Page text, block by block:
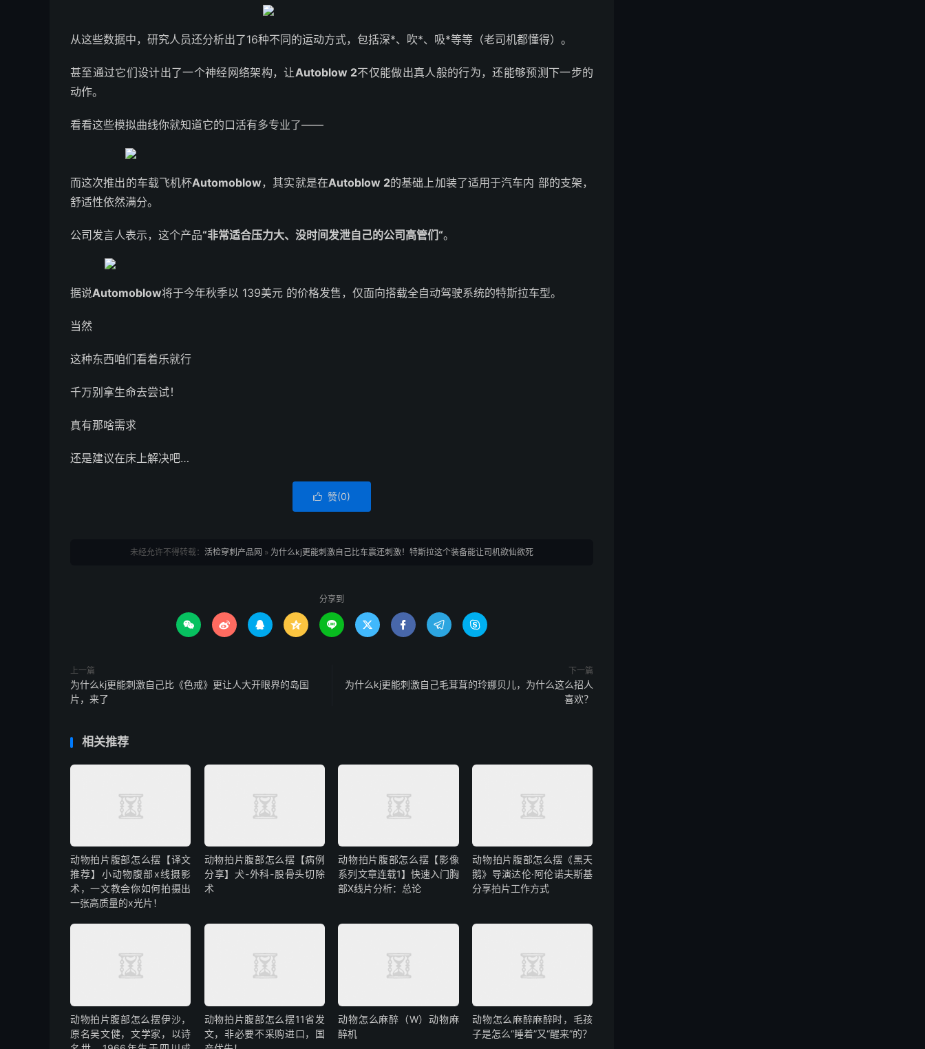
从这些数据中，研究人员还分析出了16种不同的运动方式，包括深*、吹*、吸*等等（老司机都懂得）。
甚至通过它们设计出了一个神经网络架构，让Autoblow 2不仅能做出真人般的行为，还能够预测下一步的
动作。
看看这些模拟曲线你就知道它的口活有多专业了——
而这次推出的车载飞机杯Automoblow，其实就是在Autoblow 2的基础上加装了适用于汽车内 部的支架，
舒适性依然满分。
公司发言人表示，这个产品“非常适合压力大、没时间发泄自己的公司高管们“。
据说Automoblow将于今年秋季以 139美元 的价格发售，仅面向搭载全自动驾驶系统的特斯拉车型。
当然
这种东西咱们看着乐就行
千万别拿生命去尝试！
真有那啥需求
还是建议在床上解决吧…
 赞(0)
未经允许不得转载： 活检穿刺产品网 » 为什么kj更能刺激自己比车震还刺激！特斯拉这个装备能让司机欲仙欲死
分享到
        
上一篇
为什么kj更能刺激自己比《色戒》更让人大开眼界的岛国
片，来了
下一篇
为什么kj更能刺激自己毛茸茸的玲娜贝儿，为什么这么招人
喜欢？
相关推荐
动物拍片腹部怎么摆【译文
推荐】小动物腹部x线摄影
术，一文教会你如何拍摄出
一张高质量的x光片！
动物拍片腹部怎么摆【病例
分享】犬-外科-股骨头切除
术
动物拍片腹部怎么摆【影像
系列文章连载1】快速入门胸
部X线片分析：总论
动物拍片腹部怎么摆《黑天
鹅》导演达伦·阿伦诺夫斯基
分享拍片工作方式
动物拍片腹部怎么摆​伊沙，
原名吴文健，文学家，以诗
动物拍片腹部怎么摆11省发
文，非必要不采购进口，国
动物怎么麻醉（W）动物麻
醉机
动物怎么麻醉麻醉时，毛孩
子是怎么“睡着”又“醒来”的？